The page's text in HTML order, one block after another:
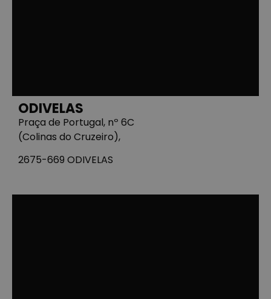
ODIVELAS
Praça de Portugal, nº 6C
(Colinas do Cruzeiro),
2675-669 ODIVELAS